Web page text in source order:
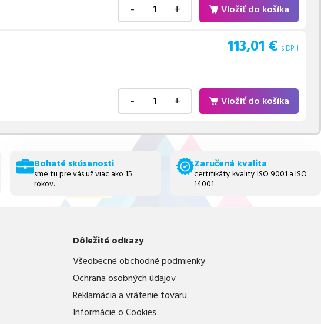
- + Vložiť do košíka
113,01 € s DPH
- + Vložiť do košíka
Bohaté skúsenosti
sme tu pre vás už viac ako 15
rokov.
Zaručená kvalita
certifikáty kvality ISO 9001 a ISO
14001.
Dôležité odkazy
Všeobecné obchodné podmienky
Ochrana osobných údajov
Reklamácia a vrátenie tovaru
Informácie o Cookies